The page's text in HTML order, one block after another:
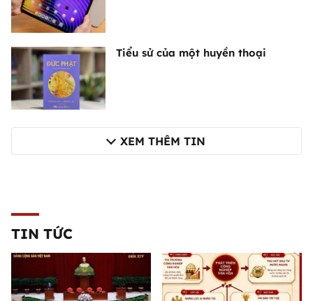
Tiểu sử của một huyền thoại
XEM THÊM TIN
TIN TỨC